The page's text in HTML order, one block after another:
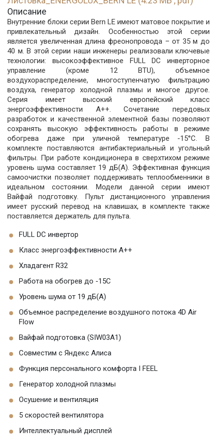
Описание
Внутренние блоки серии Bern LE имеют матовое покрытие и
привлекательный дизайн. Особенностью этой серии
является увеличенная длина фреонопровода – от 35 м до
40 м. В этой серии наши инженеры реализовали ключевые
технологии: высокоэффективное FULL DC инверторное
управление (кроме 12 BTU), объемное
воздухораспределение, многоступенчатую фильтрацию
воздуха, генератор холодной плазмы и многое другое.
Серия имеет высокий европейский класс
энергоэффективности А++. Сочетание передовых
разработок и качественной элементной базы позволяют
сохранять высокую эффективность работы в режиме
обогрева даже при уличной температуре -15°С. В
комплекте поставляются антибактериальный и угольный
фильтры. При работе кондиционера в сверхтихом режиме
уровень шума составляет 19 дБ(А). Эффективная функция
самоочистки позволяет поддерживать теплообменники в
идеальном состоянии. Модели данной серии имеют
Вайфай подготовку. Пульт дистанционного управления
имеет русский перевод на клавишах, в комплекте также
поставляется держатель для пульта.
FULL DC инвертор
Класс энергоэффективности А++
Хладагент R32
Работа на обогрев до -15С
Уровень шума от 19 дБ(А)
Объемное распределение воздушного потока 4D Air
Flow
Вайфай подготовка (SIW03A1)
Совместим с Яндекс Алиса
Функция персонального комфорта I FEEL
Генератор холодной плазмы
Осушение и вентиляция
5 скоростей вентилятора
Интеллектуальный дисплей